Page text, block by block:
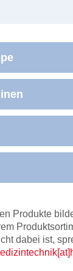
Produkte
dabei ist,